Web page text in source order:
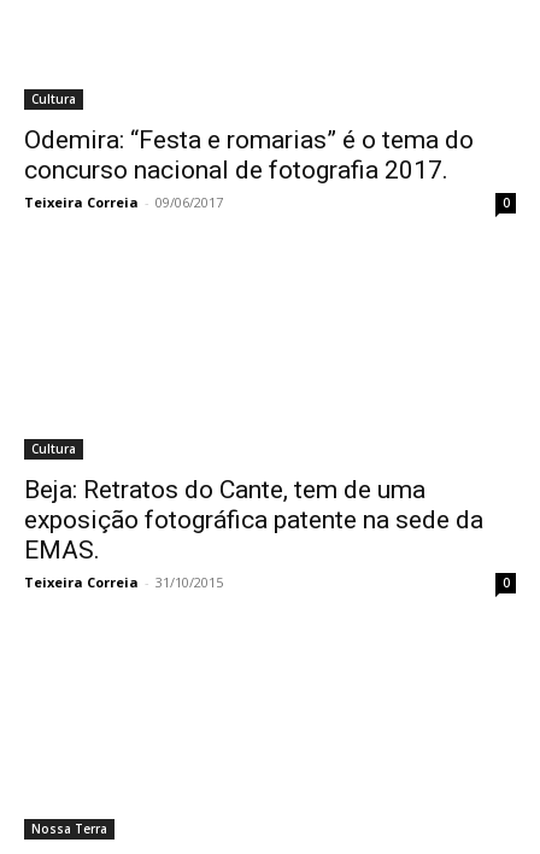
Cultura
Odemira: “Festa e romarias” é o tema do
concurso nacional de fotografia 2017.
Teixeira Correia - 09/06/2017 0
Cultura
Beja: Retratos do Cante, tem de uma
exposição fotográfica patente na sede da
EMAS.
Teixeira Correia - 31/10/2015 0
Nossa Terra